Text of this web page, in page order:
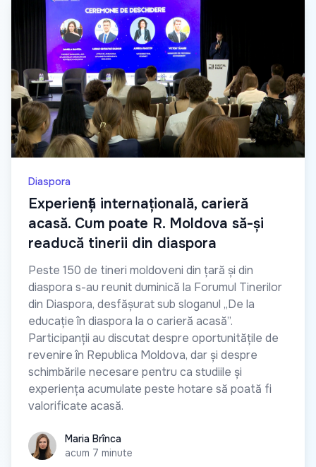
Diaspora
Experiență internațională, carieră
acasă. Cum poate R. Moldova să-și
readucă tinerii din diaspora
Peste 150 de tineri moldoveni din țară și din
diaspora s-au reunit duminică la Forumul Tinerilor
din Diaspora, desfășurat sub sloganul „De la
educație în diaspora la o carieră acasă”.
Participanții au discutat despre oportunitățile de
revenire în Republica Moldova, dar și despre
schimbările necesare pentru ca studiile și
experiența acumulate peste hotare să poată fi
valorificate acasă.
Maria BrîncaMaria Brînca
acum 7 minute